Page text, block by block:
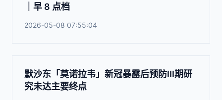
｜早 8 点档
2026-05-08 07:55:04
默沙东「莫诺拉韦」新冠暴露后预防III期研
究未达主要终点